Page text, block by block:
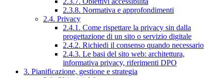
2.3.8. Normativa e approfondimenti
2.4. Privacy
2.4.1. Come rispettare la privacy sin dalla
progettazione di un sito o servizio digitale
2.4.2. Richiedi il consenso quando necessario
2.4.3. Le basi del sito web: architettura,
informativa privacy, riferimenti DPO
3. Pianificazione, gestione e strategia